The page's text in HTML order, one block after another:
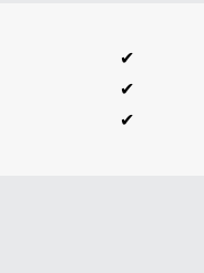
✔
✔
✔